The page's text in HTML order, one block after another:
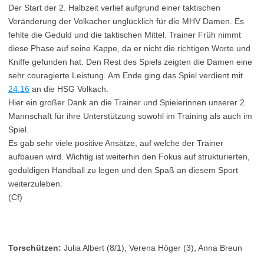
Der Start der 2. Halbzeit verlief aufgrund einer taktischen
Veränderung der Volkacher unglücklich für die MHV Damen. Es
fehlte die Geduld und die taktischen Mittel. Trainer Früh nimmt
diese Phase auf seine Kappe, da er nicht die richtigen Worte und
Kniffe gefunden hat. Den Rest des Spiels zeigten die Damen eine
sehr couragierte Leistung. Am Ende ging das Spiel verdient mit
24:16 an die HSG Volkach.
Hier ein großer Dank an die Trainer und Spielerinnen unserer 2.
Mannschaft für ihre Unterstützung sowohl im Training als auch im
Spiel.
Es gab sehr viele positive Ansätze, auf welche der Trainer
aufbauen wird. Wichtig ist weiterhin den Fokus auf strukturierten,
geduldigen Handball zu legen und den Spaß an diesem Sport
weiterzuleben.
(Cf)
Torschützen: Julia Albert (8/1), Verena Höger (3), Anna Breun